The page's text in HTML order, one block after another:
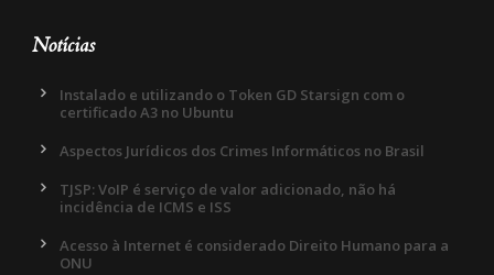
Notícias
Instalado e utilizando o Token GD Starsign com o
certificado A3 no Ubuntu
Aspectos Jurídicos dos Crimes Informáticos no Brasil
TJSP: VoIP é serviço de valor adicionado, não há
incidência de ICMS e ISS
Acesso à Internet é considerado Direito Humano para a
ONU